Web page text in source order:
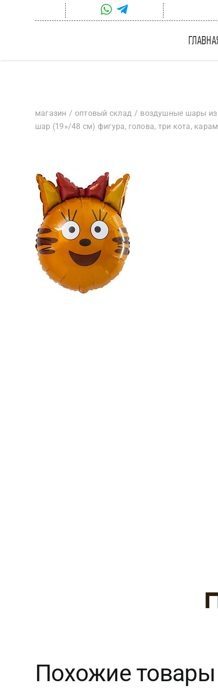
магазин оптовый склад воздушные шары из
шар (19»/48 см) фигура, голова, три кота,
Похожие товары